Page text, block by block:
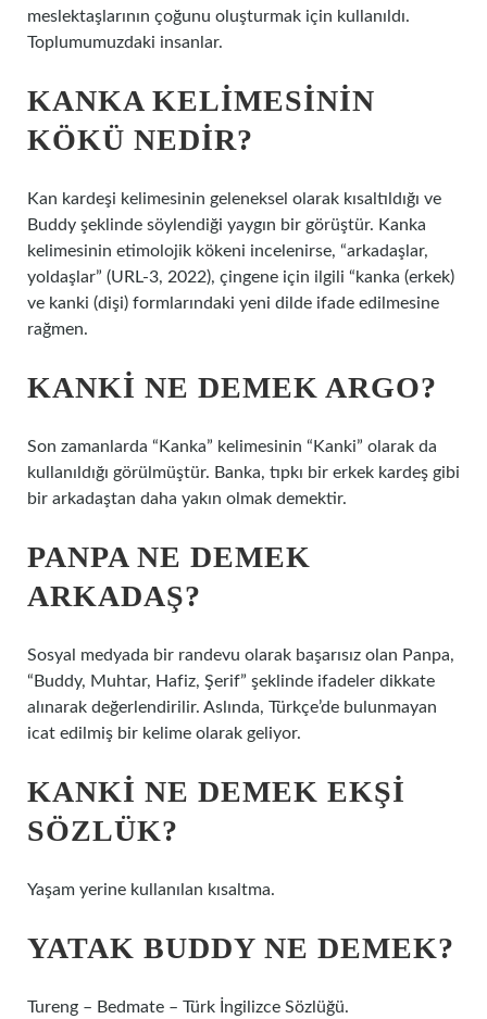
meslektaşlarının çoğunu oluşturmak için kullanıldı.
Toplumumuzdaki insanlar.
KANKA KELIMESININ
KÖKÜ NEDIR?
Kan kardeşi kelimesinin geleneksel olarak kısaltıldığı ve
Buddy şeklinde söylendiği yaygın bir görüştür. Kanka
kelimesinin etimolojik kökeni incelenirse, “arkadaşlar,
yoldaşlar” (URL-3, 2022), çingene için ilgili “kanka (erkek)
ve kanki (dişi) formlarındaki yeni dilde ifade edilmesine
rağmen.
KANKI NE DEMEK ARGO?
Son zamanlarda “Kanka” kelimesinin “Kanki” olarak da
kullanıldığı görülmüştür. Banka, tıpkı bir erkek kardeş gibi
bir arkadaştan daha yakın olmak demektir.
PANPA NE DEMEK
ARKADAŞ?
Sosyal medyada bir randevu olarak başarısız olan Panpa,
“Buddy, Muhtar, Hafiz, Şerif” şeklinde ifadeler dikkate
alınarak değerlendirilir. Aslında, Türkçe’de bulunmayan
icat edilmiş bir kelime olarak geliyor.
KANKI NE DEMEK EKŞI
SÖZLÜK?
Yaşam yerine kullanılan kısaltma.
YATAK BUDDY NE DEMEK?
Tureng – Bedmate – Türk İngilizce Sözlüğü.